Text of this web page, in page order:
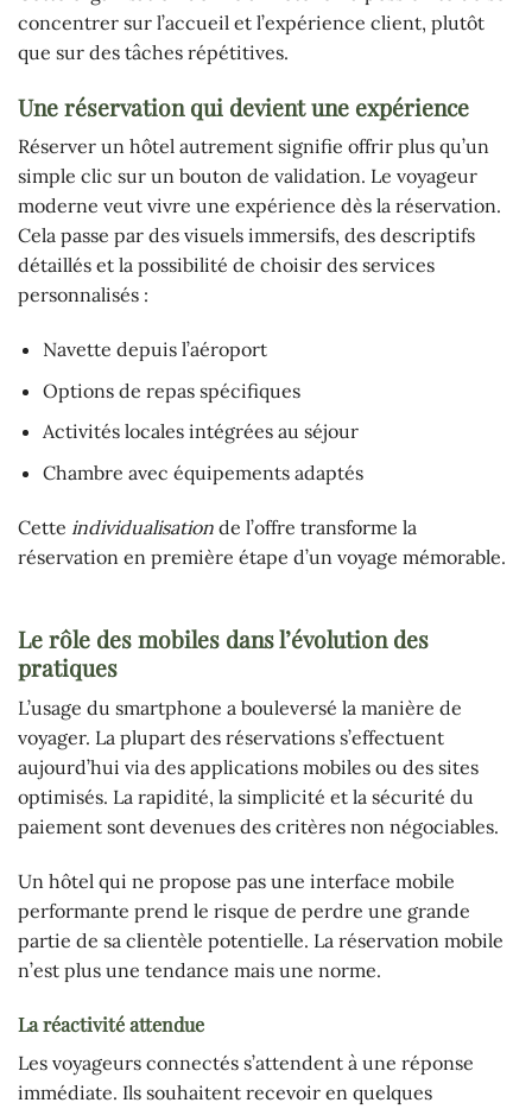
concentrer sur l’accueil et l’expérience client, plutôt
que sur des tâches répétitives.
Une réservation qui devient une expérience
Réserver un hôtel autrement signifie offrir plus qu’un
simple clic sur un bouton de validation. Le voyageur
moderne veut vivre une expérience dès la réservation.
Cela passe par des visuels immersifs, des descriptifs
détaillés et la possibilité de choisir des services
personnalisés :
Navette depuis l’aéroport
Options de repas spécifiques
Activités locales intégrées au séjour
Chambre avec équipements adaptés
Cette individualisation de l’offre transforme la
réservation en première étape d’un voyage mémorable.
Le rôle des mobiles dans l’évolution des
pratiques
L’usage du smartphone a bouleversé la manière de
voyager. La plupart des réservations s’effectuent
aujourd’hui via des applications mobiles ou des sites
optimisés. La rapidité, la simplicité et la sécurité du
paiement sont devenues des critères non négociables.
Un hôtel qui ne propose pas une interface mobile
performante prend le risque de perdre une grande
partie de sa clientèle potentielle. La réservation mobile
n’est plus une tendance mais une norme.
La réactivité attendue
Les voyageurs connectés s’attendent à une réponse
immédiate. Ils souhaitent recevoir en quelques